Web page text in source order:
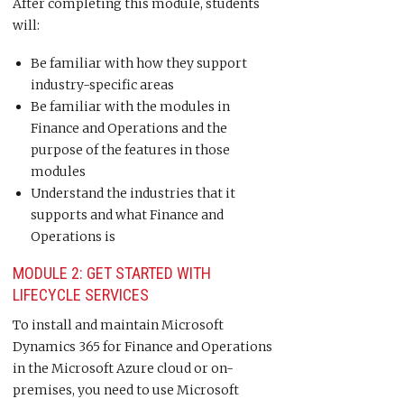
After completing this module, students
will:
Be familiar with how they support
industry-specific areas
Be familiar with the modules in
Finance and Operations and the
purpose of the features in those
modules
Understand the industries that it
supports and what Finance and
Operations is
MODULE 2: GET STARTED WITH
LIFECYCLE SERVICES
To install and maintain Microsoft
Dynamics 365 for Finance and Operations
in the Microsoft Azure cloud or on-
premises, you need to use Microsoft